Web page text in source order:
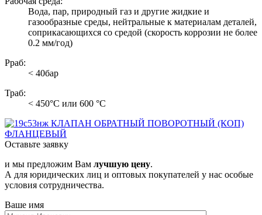
Вода, пар, природный газ и другие жидкие и
газообразные среды, нейтральные к материалам деталей,
соприкасающихся со средой (скорость коррозии не более
0.2 мм/год)
Рраб:
< 40бар
Траб:
< 450°С или 600 °С
Оставьте заявку
и мы предложим Вам лучшую цену.
А для юридических лиц и оптовых покупателей у нас особые
условия сотрудничества.
Ваше имя